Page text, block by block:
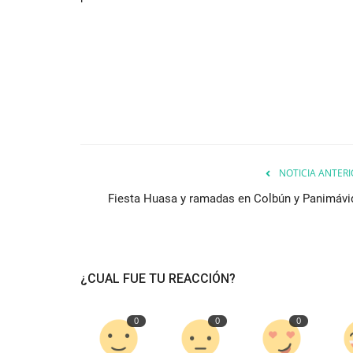
NOTICIA
Fiesta Huasa y ramadas en Colbún y
¿CUAL FUE TU REACCIÓN?
0 0 0
(VIDEO) Profesor acusado de
sexual contra niños de...
de educación musical en...